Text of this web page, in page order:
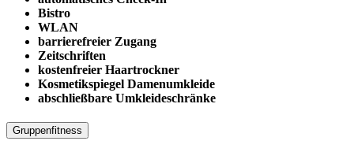
Bistro
WLAN
barrierefreier Zugang
Zeitschriften
kostenfreier Haartrockner
Kosmetikspiegel Damenumkleide
abschließbare Umkleideschränke
Gruppenfitness